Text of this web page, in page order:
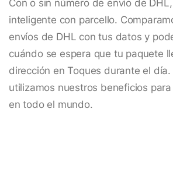
Con o sin número de envío de
inteligente con parcello.
envíos de DHL con tus datos y
cuándo se espera que tu paquete
dirección en Toques durante el
utilizamos nuestros beneficios
en todo el mundo.